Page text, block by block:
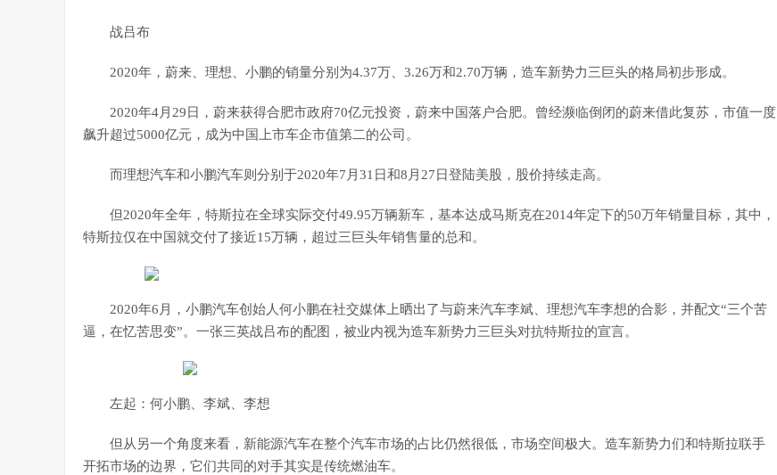
战吕布
2020年，蔚来、理想、小鹏的销量分别为4.37万、3.26万和2.70万辆，造车新势力三巨头的格局初步形成。
2020年4月29日，蔚来获得合肥市政府70亿元投资，蔚来中国落户合肥。曾经濒临倒闭的蔚来借此复苏，市值一度
飙升超过5000亿元，成为中国上市车企市值第二的公司。
而理想汽车和小鹏汽车则分别于2020年7月31日和8月27日登陆美股，股价持续走高。
但2020年全年，特斯拉在全球实际交付49.95万辆新车，基本达成马斯克在2014年定下的50万年销量目标，其中，
特斯拉仅在中国就交付了接近15万辆，超过三巨头年销售量的总和。
2020年6月，小鹏汽车创始人何小鹏在社交媒体上晒出了与蔚来汽车李斌、理想汽车李想的合影，并配文“三个苦
逼，在忆苦思变”。一张三英战吕布的配图，被业内视为造车新势力三巨头对抗特斯拉的宣言。
左起：何小鹏、李斌、李想
但从另一个角度来看，新能源汽车在整个汽车市场的占比仍然很低，市场空间极大。造车新势力们和特斯拉联手
开拓市场的边界，它们共同的对手其实是传统燃油车。